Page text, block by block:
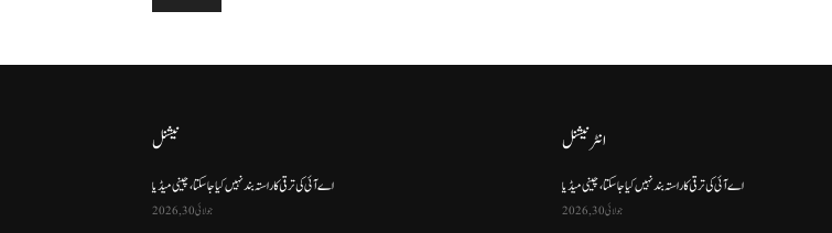
نیشنل
اے آئی کی ترقی کا راستہ بند نہیں کیا جا سکتا، چینی میڈیا
جولائی 30, 2026
انٹرنیشنل
اے آئی کی ترقی کا راستہ بند نہیں کیا جا سکتا، چینی میڈیا
جولائی 30, 2026